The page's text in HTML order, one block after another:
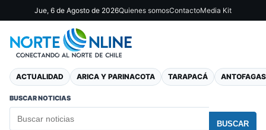
Jue, 6 de Agosto de 2026Quienes somosContactoMedia Kit
ACTUALIDAD ARICA Y PARINACOTA TARAPACÁ
BUSCAR NOTICIAS
BUSCAR